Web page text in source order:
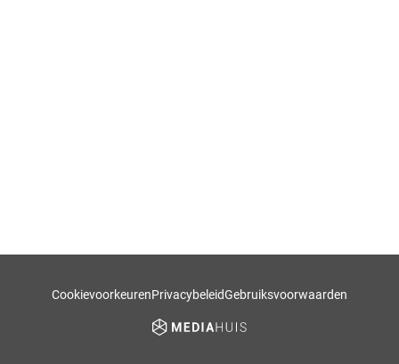
CookievoorkeurenPrivacybeleidGebruiksvoorwaarden